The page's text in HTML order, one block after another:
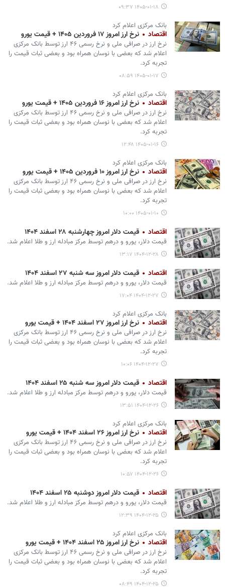
۱۴۰۵-۰۱-۱۸ ۰۹:۳۷
بانک مرکزی اعلام کرد
اقتصاد نرخ ارز امروز ۱۷ فروردین ۱۴۰۵ + قیمت یورو
نرخ ارز در صرافی ملی و نرخ رسمی ۴۶ ارز توسط بانک مرکزی
اعلام شد که بعضی با نوسان همراه بود و بعضی ثبات قیمت را
تجربه کرد.
۱۴۰۵-۰۱-۱۷ ۰۸:۵۹
بانک مرکزی اعلام کرد
اقتصاد نرخ ارز امروز ۱۶ فروردین ۱۴۰۵ + قیمت یورو
نرخ ارز در صرافی ملی و نرخ رسمی ۴۶ ارز توسط بانک مرکزی
اعلام شد که بعضی با نوسان همراه بود و بعضی ثبات قیمت را
تجربه کرد.
۱۴۰۵-۰۱-۱۶ ۱۲:۴۸
بانک مرکزی اعلام کرد
اقتصاد نرخ ارز امروز ۱۰ فروردین ۱۴۰۵ + قیمت یورو
نرخ ارز در صرافی ملی و نرخ رسمی ۴۶ ارز توسط بانک مرکزی
اعلام شد که بعضی با نوسان همراه بود و بعضی ثبات قیمت را
تجربه کرد.
۱۴۰۵-۰۱-۱۰ ۱۰:۰۰
اقتصاد قیمت دلار امروز چهارشنبه ۲۸ اسفند ۱۴۰۴
قیمت دلار، یورو و درهم توسط مرکز مبادله ارز و طلا اعلام شد.
۱۴۰۴-۱۲-۲۸ ۱۳:۱۷
اقتصاد قیمت دلار امروز سه شنبه ۲۷ اسفند ۱۴۰۴
قیمت دلار، یورو و درهم توسط مرکز مبادله ارز و طلا اعلام شد.
۱۴۰۴-۱۲-۲۷ ۱۷:۰۴
بانک مرکزی اعلام کرد
اقتصاد نرخ ارز امروز ۲۷ اسفند ۱۴۰۴ + قیمت یورو
نرخ ارز در صرافی ملی و نرخ رسمی ۴۶ ارز توسط بانک مرکزی
اعلام شد که بعضی با نوسان همراه بود و بعضی ثبات قیمت را
تجربه کرد.
۱۴۰۴-۱۲-۲۷ ۱۰:۰۶
اقتصاد قیمت دلار امروز سه شنبه ۲۵ اسفند ۱۴۰۴
قیمت دلار، یورو و درهم توسط مرکز مبادله ارز و طلا اعلام شد.
۱۴۰۴-۱۲-۲۶ ۱۳:۵۱
بانک مرکزی اعلام کرد
اقتصاد نرخ ارز امروز ۲۶ اسفند ۱۴۰۴ + قیمت یورو
نرخ ارز در صرافی ملی و نرخ رسمی ۴۶ ارز توسط بانک مرکزی
اعلام شد که بعضی با نوسان همراه بود و بعضی ثبات قیمت را
تجربه کرد.
۱۴۰۴-۱۲-۲۶ ۱۰:۵۷
اقتصاد قیمت دلار امروز دوشنبه ۲۵ اسفند ۱۴۰۴
قیمت دلار، یورو و درهم توسط مرکز مبادله ارز و طلا اعلام شد.
۱۴۰۴-۱۲-۲۵ ۱۲:۳۹
بانک مرکزی اعلام کرد
اقتصاد نرخ ارز امروز ۲۵ اسفند ۱۴۰۴ + قیمت یورو
نرخ ارز در صرافی ملی و نرخ رسمی ۴۶ ارز توسط بانک مرکزی
اعلام شد که بعضی با نوسان همراه بود و بعضی ثبات قیمت را
تجربه کرد.
۱۴۰۴-۱۲-۲۵ ۰۸:۴۹